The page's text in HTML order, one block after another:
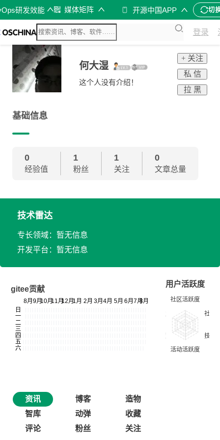
研发效能 媒体矩阵 开源中国APP 切
登录
何大湿
这个人没有介绍！
+ 关注
私 信
拉 黑
基础信息
0
经验值
1
粉丝
1
关注
0
文章总量
技术雷达
专长领域：暂无信息
开发平台：暂无信息
gitee贡献
用户活跃度
资讯 博客
造物
智库
动弹
收藏
评论
粉丝 关注